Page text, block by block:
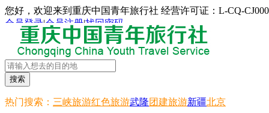
您好，欢迎来到重庆中国青年旅行社 经营许可证：L-CQ-
会员登录|会员注册|找回密码
搜索
热门搜索： 三峡旅游红色旅游武隆团建旅游新疆北京